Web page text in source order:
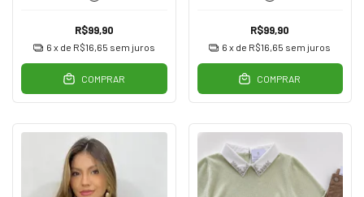
R$99,90
6 x de R$16,65 sem juros
COMPRAR
R$99,90
6 x de R$16,65 sem juros
COMPRAR